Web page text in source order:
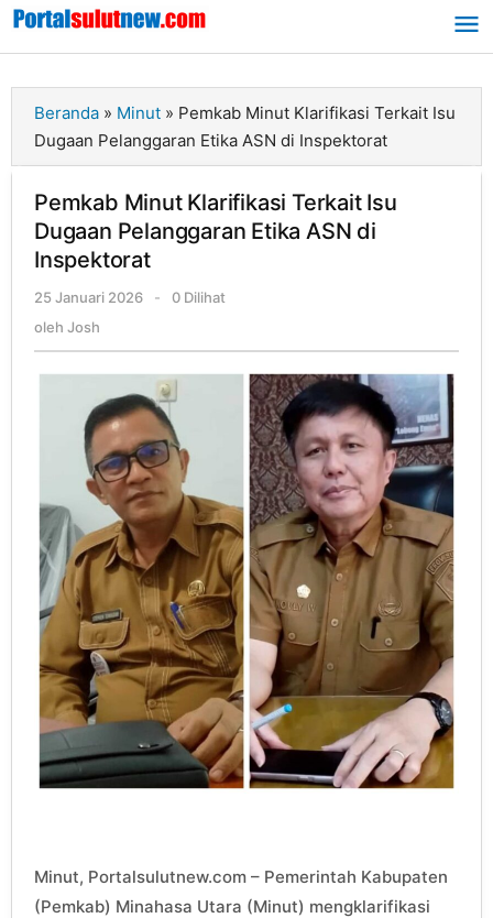
Lewati
Beranda » Minut » Pemkab Minut Klarifikasi Terkait Isu
Dugaan Pelanggaran Etika ASN di Inspektorat
Pemkab Minut Klarifikasi Terkait Isu
Dugaan Pelanggaran Etika ASN di
Inspektorat
25 Januari 2026
oleh
-
0 Dilihat
oleh Josh
Minut, Portalsulutnew.com – Pemerintah Kabupaten
(Pemkab) Minahasa Utara (Minut) mengklarifikasi